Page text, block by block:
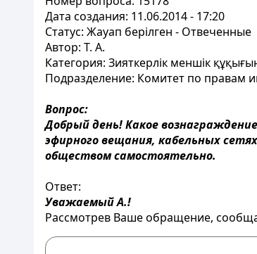
Дата создания: 11.06.2014 - 17:20
Статус: Жауап берілген - Отвеченные
Автор: Т. А.
Категория: Зияткерлік меншік
Подразделение: Комитет по правам
Вопрос:
Добрый день! Какое
эфирного вещания, кабельных
обществом самостоятельно.
Ответ:
Уважаемый А.!
Рассмотрев Ваше обращение,